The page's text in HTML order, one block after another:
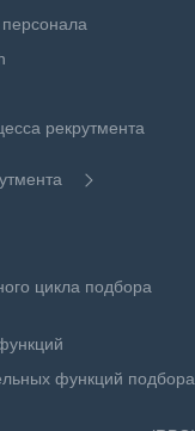
рекрутмента
цикла подбора
функций подбора